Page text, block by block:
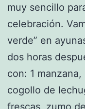
muy sencillo
celebración.
verde” en
dos horas
con: 1 manzana,
cogollo de
frescas, zumo